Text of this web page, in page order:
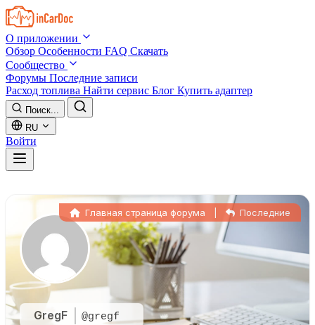
Skip to main content
О приложении
Обзор Особенности FAQ Скачать
Сообщество
Форумы Последние записи
Расход топлива Найти сервис Блог Купить адаптер
Поиск...
RU
Войти
GregF @gregf
Главная страница форума Последние